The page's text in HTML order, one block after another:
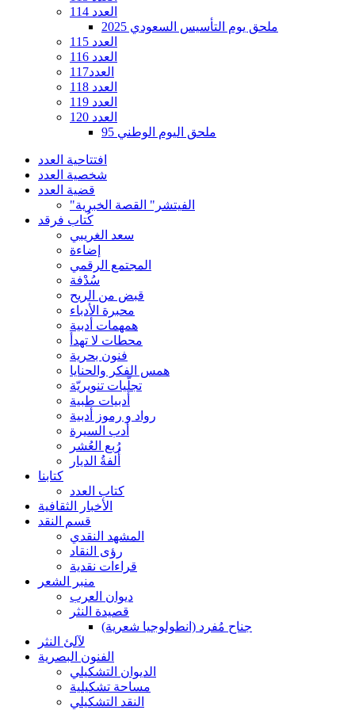
العدد 114
ملحق يوم التأسيس السعودي 2025
العدد 115
العدد 116
العدد117
العدد 118
العدد 119
العدد 120
ملحق اليوم الوطني 95
افتتاحية العدد
شخصية العدد
قضية العدد
"الفيتشر" القصة الخبرية
كُتاب فرقد
سعد الغريبي
إضاءة
المجتمع الرقمي
سُدْفة
قبض من الريح
محبرة الأدباء
همهمات أدبية
محطات لا تهدأ
فنون بحرية
همس الفكر والحنايا
تجلّيات تنويريّة
أدبيات طبية
رواد و رموز أدبية
أدب السيرة
رُبع العُشر
أُلفةُ الديار
كتابنا
كتاب العدد
الأخبار الثقافية
قسم النقد
المشهد النقدي
رؤى النقاد
قراءات نقدية
منبر الشعر
ديوان العرب
قصيدة النثر
جناح مُفرد (انطولوجيا شعرية)
لآلئ النثر
الفنون البصرية
الديوان التشكيلي
مساحة تشكيلية
النقد التشكيلي